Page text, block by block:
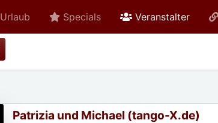
Urlaub Specials Veranstalteractive
Patrizia und Michael (tango-X.de)